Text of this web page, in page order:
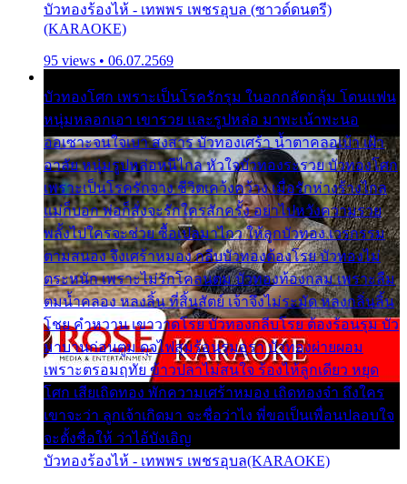
บัวทองร้องไห้ - เทพพร เพชรอุบล (ซาวด์ดนตรี)
(KARAOKE)
95 views • 06.07.2569
บัวทองโศก เพราะเป็นโรครักรุม ในอกกลัดกลุ้ม โดนแฟน
หนุ่มหลอกเอา เขารวย และรูปหล่อ มาพะเน้าพะนอ
ออเซาะจนใจเบา สงสาร บัวทองเศร้า น้ำตาคลอเบ้า เฝ้า
อาลัย หนุ่มรูปหล่อหนีไกล หัวใจบัวทองระรวย บัวทองโศก
เพราะเป็นโรครักจาง ชีวิตเคว้งคว้าง เมื่อรักห่างร้างไกล
แม่ก็บอก พ่อก็สั่งจะรักใครสักครั้ง อย่าไปหวังความรวย
พลั้งไปใครจะช่วย ซื้อเปลมาไกว ให้ลูกบัวทอง เวรกรรม
ตามสนอง จึงเศร้าหมอง กลีบบัวทองต้องโรย บัวทองไม่
ตระหนัก เพราะไม่รักโคลนตม บัวทองท้องกลม เพราะลืม
ตมน้ำคลอง หลงลิ้น ที่สิ้นสัตย์ เจ้าจึงไม่ระมัด หลงกลิ่นลิ้น
โชย คำหวาน เขาวาดโรย บัวทองกลีบโรย ต้องร้อนรุม บัว
มาบานก่อนตูม ดุจไฟสุมร้อนรุมอุรา บัวทองผ่ายผอม
เพราะตรอมฤทัย ข้าวปลาไม่สนใจ ร้องไห้ลูกเดียว หยุด
โศก เสียเถิดทอง พักความเศร้าหมอง เถิดทองจ๋า ถึงใคร
เขาจะว่า ลูกเจ้าเกิดมา จะชื่อว่าไง พี่ขอเป็นเพื่อนปลอบใจ
จะตั้งชื่อให้ ว่าไอ้บังเอิญ
บัวทองร้องไห้ - เทพพร เพชรอุบล(KARAOKE)